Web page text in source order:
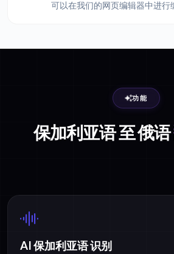
可以在我们的网页编辑器中进行
功能
保加利亚语 至 俄语
AI 保加利亚语 识别